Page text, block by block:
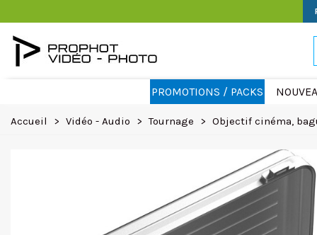
PROMOTIONS / PACKS
Accueil > Vidéo - Audio > Tournage > Objectif cinéma,